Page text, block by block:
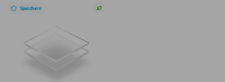
Speichern
Nachhaltige